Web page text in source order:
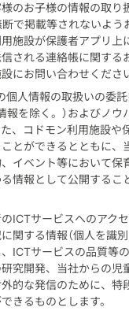
のお子様の情報の取り
で掲載等されないよう
施設が保護者アプリ上
される連絡帳に関する
にお問い合わせくださ
個人情報の取扱いの委
報を除く。）およびノ
、コドモン利用施設や
とができるとともに、
イベント等において保
情報として公開するこ
ICTサービスへのアク
関する情報（個人を識
ICTサービスの品質等
究開発、当社からの児
的な発信のために、特
きるものとします。